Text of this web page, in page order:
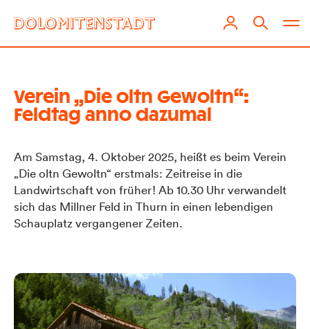
Verein „Die oltn Gewoltn“:
Feldtag anno dazumal
Am Samstag, 4. Oktober 2025, heißt es beim Verein
„Die oltn Gewoltn“ erstmals: Zeitreise in die
Landwirtschaft von früher! Ab 10.30 Uhr verwandelt
sich das Millner Feld in Thurn in einen lebendigen
Schauplatz vergangener Zeiten.